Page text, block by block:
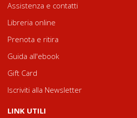
Assistenza e contatti
Libreria online
Prenota e ritira
Guida all'ebook
Gift Card
Iscriviti alla Newsletter
LINK UTILI